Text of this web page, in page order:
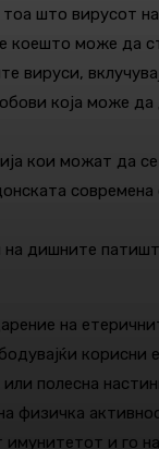
што
коешто може да
вируси,
која
кои можат да
дишните
на
полесна
физичка
и го